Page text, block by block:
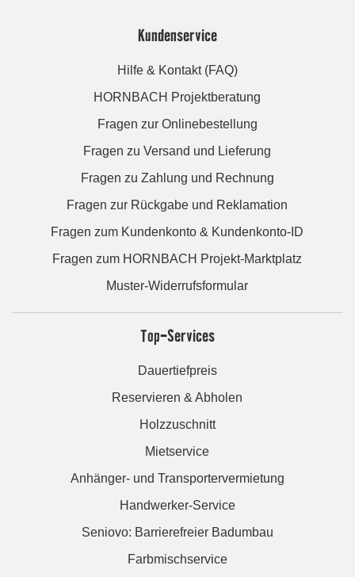
Kundenservice
Hilfe & Kontakt (FAQ)
HORNBACH Projektberatung
Fragen zur Onlinebestellung
Fragen zu Versand und Lieferung
Fragen zu Zahlung und Rechnung
Fragen zur Rückgabe und Reklamation
Fragen zum Kundenkonto & Kundenkonto-ID
Fragen zum HORNBACH Projekt-Marktplatz
Muster-Widerrufsformular
Top-Services
Dauertiefpreis
Reservieren & Abholen
Holzzuschnitt
Mietservice
Anhänger- und Transportervermietung
Handwerker-Service
Seniovo: Barrierefreier Badumbau
Farbmischservice